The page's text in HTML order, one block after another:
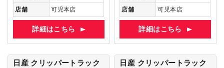
店舗
可児本店
詳細はこちら
店舗
可児本店
詳細はこちら
日産 クリッパートラック 日産 クリッパートラック